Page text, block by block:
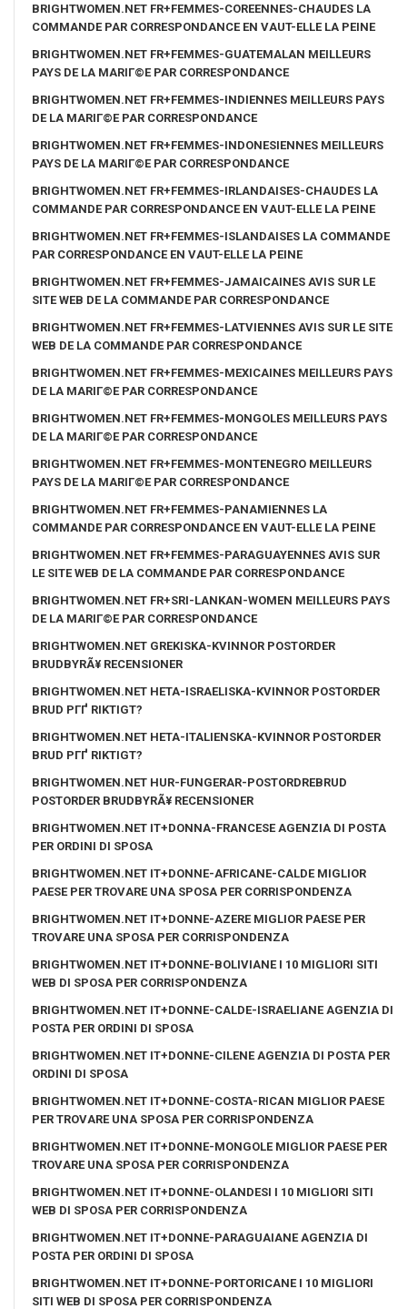
BRIGHTWOMEN.NET FR+FEMMES-COREENNES-CHAUDES LA
COMMANDE PAR CORRESPONDANCE EN VAUT-ELLE LA PEINE
BRIGHTWOMEN.NET FR+FEMMES-GUATEMALAN MEILLEURS
PAYS DE LA MARIГ©E PAR CORRESPONDANCE
BRIGHTWOMEN.NET FR+FEMMES-INDIENNES MEILLEURS PAYS
DE LA MARIГ©E PAR CORRESPONDANCE
BRIGHTWOMEN.NET FR+FEMMES-INDONESIENNES MEILLEURS
PAYS DE LA MARIГ©E PAR CORRESPONDANCE
BRIGHTWOMEN.NET FR+FEMMES-IRLANDAISES-CHAUDES LA
COMMANDE PAR CORRESPONDANCE EN VAUT-ELLE LA PEINE
BRIGHTWOMEN.NET FR+FEMMES-ISLANDAISES LA COMMANDE
PAR CORRESPONDANCE EN VAUT-ELLE LA PEINE
BRIGHTWOMEN.NET FR+FEMMES-JAMAICAINES AVIS SUR LE
SITE WEB DE LA COMMANDE PAR CORRESPONDANCE
BRIGHTWOMEN.NET FR+FEMMES-LATVIENNES AVIS SUR LE SITE
WEB DE LA COMMANDE PAR CORRESPONDANCE
BRIGHTWOMEN.NET FR+FEMMES-MEXICAINES MEILLEURS PAYS
DE LA MARIГ©E PAR CORRESPONDANCE
BRIGHTWOMEN.NET FR+FEMMES-MONGOLES MEILLEURS PAYS
DE LA MARIГ©E PAR CORRESPONDANCE
BRIGHTWOMEN.NET FR+FEMMES-MONTENEGRO MEILLEURS
PAYS DE LA MARIГ©E PAR CORRESPONDANCE
BRIGHTWOMEN.NET FR+FEMMES-PANAMIENNES LA
COMMANDE PAR CORRESPONDANCE EN VAUT-ELLE LA PEINE
BRIGHTWOMEN.NET FR+FEMMES-PARAGUAYENNES AVIS SUR
LE SITE WEB DE LA COMMANDE PAR CORRESPONDANCE
BRIGHTWOMEN.NET FR+SRI-LANKAN-WOMEN MEILLEURS PAYS
DE LA MARIГ©E PAR CORRESPONDANCE
BRIGHTWOMEN.NET GREKISKA-KVINNOR POSTORDER
BRUDBYRÃ¥ RECENSIONER
BRIGHTWOMEN.NET HETA-ISRAELISKA-KVINNOR POSTORDER
BRUD PГҐ RIKTIGT?
BRIGHTWOMEN.NET HETA-ITALIENSKA-KVINNOR POSTORDER
BRUD PГҐ RIKTIGT?
BRIGHTWOMEN.NET HUR-FUNGERAR-POSTORDREBRUD
POSTORDER BRUDBYRÃ¥ RECENSIONER
BRIGHTWOMEN.NET IT+DONNA-FRANCESE AGENZIA DI POSTA
PER ORDINI DI SPOSA
BRIGHTWOMEN.NET IT+DONNE-AFRICANE-CALDE MIGLIOR
PAESE PER TROVARE UNA SPOSA PER CORRISPONDENZA
BRIGHTWOMEN.NET IT+DONNE-AZERE MIGLIOR PAESE PER
TROVARE UNA SPOSA PER CORRISPONDENZA
BRIGHTWOMEN.NET IT+DONNE-BOLIVIANE I 10 MIGLIORI SITI
WEB DI SPOSA PER CORRISPONDENZA
BRIGHTWOMEN.NET IT+DONNE-CALDE-ISRAELIANE AGENZIA DI
POSTA PER ORDINI DI SPOSA
BRIGHTWOMEN.NET IT+DONNE-CILENE AGENZIA DI POSTA PER
ORDINI DI SPOSA
BRIGHTWOMEN.NET IT+DONNE-COSTA-RICAN MIGLIOR PAESE
PER TROVARE UNA SPOSA PER CORRISPONDENZA
BRIGHTWOMEN.NET IT+DONNE-MONGOLE MIGLIOR PAESE PER
TROVARE UNA SPOSA PER CORRISPONDENZA
BRIGHTWOMEN.NET IT+DONNE-OLANDESI I 10 MIGLIORI SITI
WEB DI SPOSA PER CORRISPONDENZA
BRIGHTWOMEN.NET IT+DONNE-PARAGUAIANE AGENZIA DI
POSTA PER ORDINI DI SPOSA
BRIGHTWOMEN.NET IT+DONNE-PORTORICANE I 10 MIGLIORI
SITI WEB DI SPOSA PER CORRISPONDENZA